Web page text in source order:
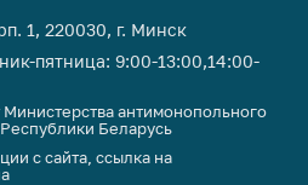
и
1, 220030, г. Минск
пятница: 9:00-13:00,14:00-
антимонопольного
Беларусь
с сайта, ссылка на